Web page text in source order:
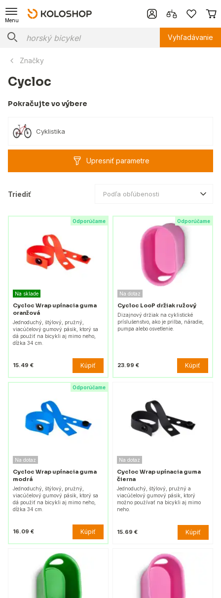
Menu
Vyhľadávanie
Značky
Cycloc
Pokračujte vo výbere
Cyklistika
Upresniť parametre
Triediť Podľa obľúbenosti
Odporúčame
Na sklade
Cycloc Wrap upínacia guma
oranžová
Jednoduchý, štýlový, pružný,
viacúčelový gumový pásik, ktorý sa
dá použiť na bicykli aj mimo neho,
dĺžka 34 cm.
15.49 € Kúpiť
Odporúčame
Na dotaz
Cycloc LooP držiak ružový
Dizajnový držiak na cyklistické
príslušenstvo, ako je prilba, náradie,
pumpa alebo osvetlenie.
23.99 € Kúpiť
Odporúčame
Na dotaz
Cycloc Wrap upínacia guma
modrá
Jednoduchý, štýlový, pružný,
viacúčelový gumový pásik, ktorý sa
dá použiť na bicykli aj mimo neho,
dĺžka 34 cm.
16.09 € Kúpiť
Na dotaz
Cycloc Wrap upínacia guma
čierna
Jednoduchý, štýlový, pružný a
viacúčelový gumový pásik, ktorý
možno používať na bicykli aj mimo
neho.
15.69 € Kúpiť